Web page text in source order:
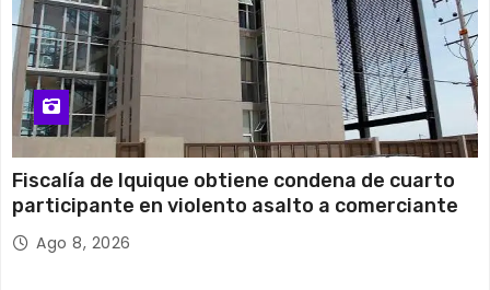
Fiscalía de Iquique obtiene condena de cuarto
participante en violento asalto a comerciante
Ago 8, 2026